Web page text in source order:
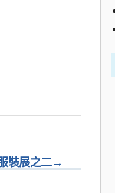
→
裝展之二